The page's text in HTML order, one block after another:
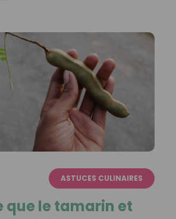
ASTUCES CULINAIRES
que le tamarin et